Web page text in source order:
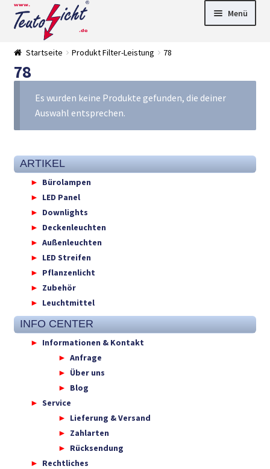
Zur
Navigation
springen
Springe
zum
Menü
t
Downlights
►
Deckenleuch
►
►
Versandarten
► Zahlarten
Startseite Produkt Filter-Leistung 78
78
Es wurden keine Produkte gefunden, die deiner
Auswahl entsprechen.
ARTIKEL
Bürolampen
LED Panel
Downlights
Deckenleuchten
Außenleuchten
LED Streifen
Pflanzenlicht
Zubehör
Leuchtmittel
INFO CENTER
Informationen & Kontakt
Anfrage
Über uns
Blog
Service
Lieferung & Versand
Zahlarten
Rücksendung
Rechtliches